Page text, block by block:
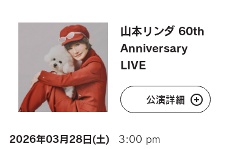
山本リンダ 60th
Anniversary
LIVE
公演詳細
2026年03月28日(土) 3:00 pm